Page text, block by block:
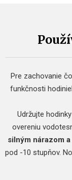
Pre zachovanie
funkčnosti
Udržujte
overeniu
silným nárazom
pod -10 stupňov.